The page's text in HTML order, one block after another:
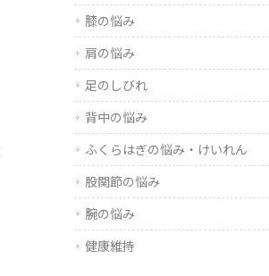
膝の悩み
肩の悩み
足のしびれ
背中の悩み
ふくらはぎの悩み・けいれん
股関節の悩み
腕の悩み
健康維持